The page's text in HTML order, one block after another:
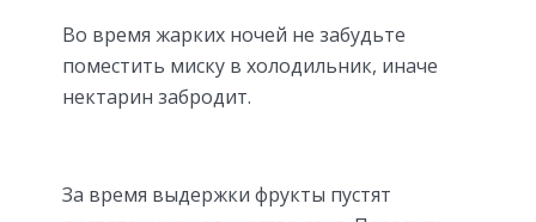
Во время жарких ночей не забудьте
поместить миску в холодильник, иначе
нектарин забродит.
За время выдержки фрукты пустят